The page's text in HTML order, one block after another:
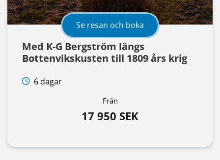
Med K-G Bergström längs
Bottenvikskusten till 1809 års krig
6 dagar
Från
17 950 SEK
Se resan och boka